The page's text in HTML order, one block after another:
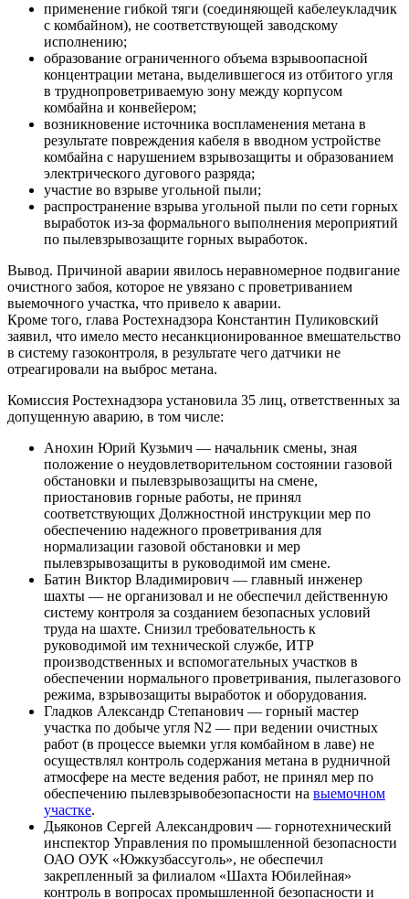
применение гибкой тяги (соединяющей кабеле­укладчик
с комбайном), не соответствующей заводскому
исполнению;
образование ограниченного объема взрывоопасной
концентрации метана, выделившегося из отбитого угля
в труднопроветриваемую зону между корпусом
комбайна и конвейером;
возникновение источника воспламенения метана в
результате повреждения кабеля в вводном устройстве
комбайна с нарушением взрывозащиты и образованием
электрического дугового разряда;
участие во взрыве угольной пыли;
распространение взрыва угольной пыли по сети горных
выработок из-за формального выполнения мероприятий
по пылевзрывозащите горных выработок.
Вывод. Причиной аварии явилось неравномерное подвигание
очистного забоя, которое не увязано с проветриванием
выемочного участка, что привело к аварии.
Кроме того, глава Ростехнадзора Константин Пуликовский
заявил, что имело место несанкционированное вмешательство
в систему газоконтроля, в результате чего датчики не
отреагировали на выброс метана.
Комиссия Ростехнадзора установила 35 лиц, ответственных за
допущенную аварию, в том числе:
Анохин Юрий Кузьмич — начальник смены, зная
положение о неудовлетворительном состоянии газовой
обстановки и пылевзрывозащиты на смене,
приостановив горные работы, не принял
соответствующих Должностной инструкции мер по
обеспечению надежного проветривания для
нормализации газовой обстановки и мер
пылевзрывозащиты в руководимой им смене.
Батин Виктор Владимирович — главный инженер
шахты — не организовал и не обеспечил действенную
систему контроля за созданием безопасных условий
труда на шахте. Снизил требовательность к
руководимой им технической службе, ИТР
производственных и вспомогательных участков в
обеспечении нормального проветривания, пылегазового
режима, взрывозащиты выработок и оборудования.
Гладков Александр Степанович — горный мастер
участка по добыче угля N2 — при ведении очистных
работ (в процессе выемки угля комбайном в лаве) не
осуществлял контроль содержания метана в рудничной
атмосфере на месте ведения работ, не принял мер по
обеспечению пылевзрывобезопасности на выемочном
участке.
Дьяконов Сергей Александрович — горнотехнический
инспектор Управления по промышленной безопасности
ОАО ОУК «Южкузбассуголь», не обеспечил
закрепленный за филиалом «Шахта Юбилейная»
контроль в вопросах промышленной безопасности и